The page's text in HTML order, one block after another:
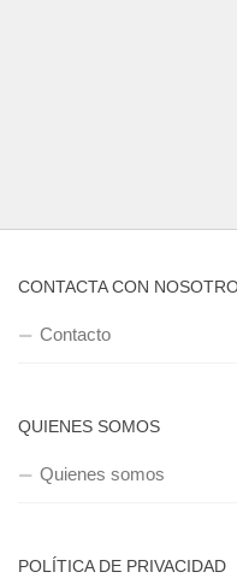
CONTACTA CON
Contacto
QUIENES SOMOS
Quienes somos
POLÍTICA DE PRIVACIDAD